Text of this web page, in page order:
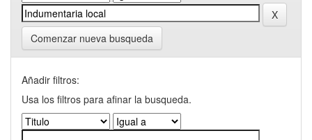
Comenzar nueva busqueda
Añadir filtros:
Usa los filtros para afinar la busqueda.